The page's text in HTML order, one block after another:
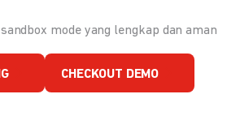
mode yang lengkap dan aman
CHECKOUT DEMO